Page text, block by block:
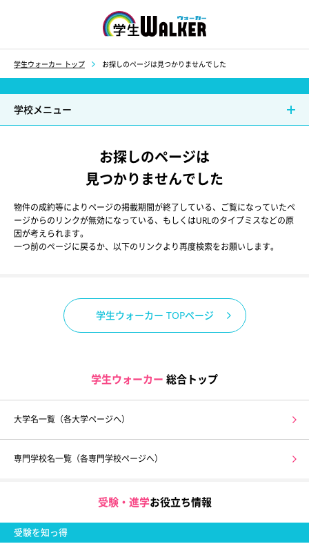
学生ウォーカー トップ お探しのページは見つかりませんでした
学校メニュー
お探しのページは
見つかりませんでした
物件の成約等によりページの掲載期間が終了している、ご覧になっていたペ
ージからのリンクが無効になっている、もしくはURLのタイプミスなどの原
因が考えられます。
一つ前のページに戻るか、以下のリンクより再度検索をお願いします。
学生ウォーカー TOPページ
学生ウォーカー 総合トップ
大学名一覧（各大学ページへ）
専門学校名一覧（各専門学校ページへ）
受験・進学お役立ち情報
受験を知っ得